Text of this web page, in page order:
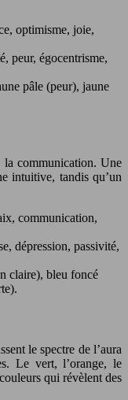
optimisme, joie,
peur, égocentrisme,
pâle (peur), jaune
la communication. Une
intuitive, tandis qu’un
communication,
dépression, passivité,
claire), bleu foncé
le spectre de l’aura
Le vert, l’orange, le
qui révèlent des